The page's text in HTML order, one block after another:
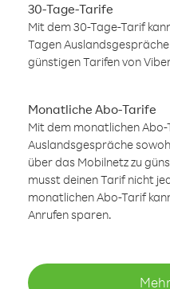
30-Tage-Tarife
Mit dem 30-Tage-Tarif
Tagen
günstigen Tarifen von
Monatliche Abo-Tarife
Mit dem monatlichen
Auslandsgespräche
über das Mobilnetz zu
musst deinen Tarif nicht
monatlichen Abo-Tarif
Anrufen sparen.